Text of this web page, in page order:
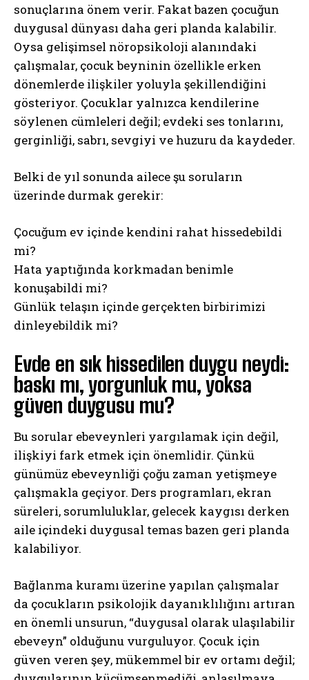
sonuçlarına önem verir. Fakat bazen çocuğun
duygusal dünyası daha geri planda kalabilir.
Oysa gelişimsel nöropsikoloji alanındaki
çalışmalar, çocuk beyninin özellikle erken
dönemlerde ilişkiler yoluyla şekillendiğini
gösteriyor. Çocuklar yalnızca kendilerine
söylenen cümleleri değil; evdeki ses tonlarını,
gerginliği, sabrı, sevgiyi ve huzuru da kaydeder.
Belki de yıl sonunda ailece şu soruların
üzerinde durmak gerekir:
Çocuğum ev içinde kendini rahat hissedebildi
mi?
Hata yaptığında korkmadan benimle
konuşabildi mi?
Günlük telaşın içinde gerçekten birbirimizi
dinleyebildik mi?
Evde en sık hissedilen duygu neydi:
baskı mı, yorgunluk mu, yoksa
güven duygusu mu?
Bu sorular ebeveynleri yargılamak için değil,
ilişkiyi fark etmek için önemlidir. Çünkü
günümüz ebeveynliği çoğu zaman yetişmeye
çalışmakla geçiyor. Ders programları, ekran
süreleri, sorumluluklar, gelecek kaygısı derken
aile içindeki duygusal temas bazen geri planda
kalabiliyor.
Bağlanma kuramı üzerine yapılan çalışmalar
da çocukların psikolojik dayanıklılığını artıran
en önemli unsurun, “duygusal olarak ulaşılabilir
ebeveyn” olduğunu vurguluyor. Çocuk için
güven veren şey, mükemmel bir ev ortamı değil;